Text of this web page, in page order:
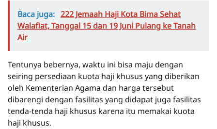
Baca juga: 222 Jemaah Haji Kota Bima Sehat
Walafiat, Tanggal 15 dan 19 Juni Pulang ke Tanah
Air
Tentunya bebernya, waktu ini bisa maju dengan
seiring persediaan kuota haji khusus yang diberikan
oleh Kementerian Agama dan harga tersebut
dibarengi dengan fasilitas yang didapat juga fasilitas
tenda-tenda haji khusus karena itu memakai kuota
haji khusus.